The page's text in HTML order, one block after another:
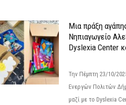
Μια πράξη
Νηπιαγωγείο
Dyslexia Center
Την Πέμπτη 23/10/
Ενεργών Πολιτών
μαζί με το Dyslexia